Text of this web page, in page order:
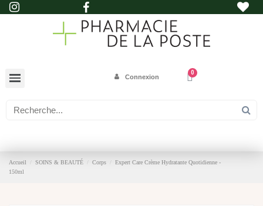
Connexion
Accueil SOINS & BEAUTÉ Corps
Expert Care Crème Hydratante Quotidienne -
150ml